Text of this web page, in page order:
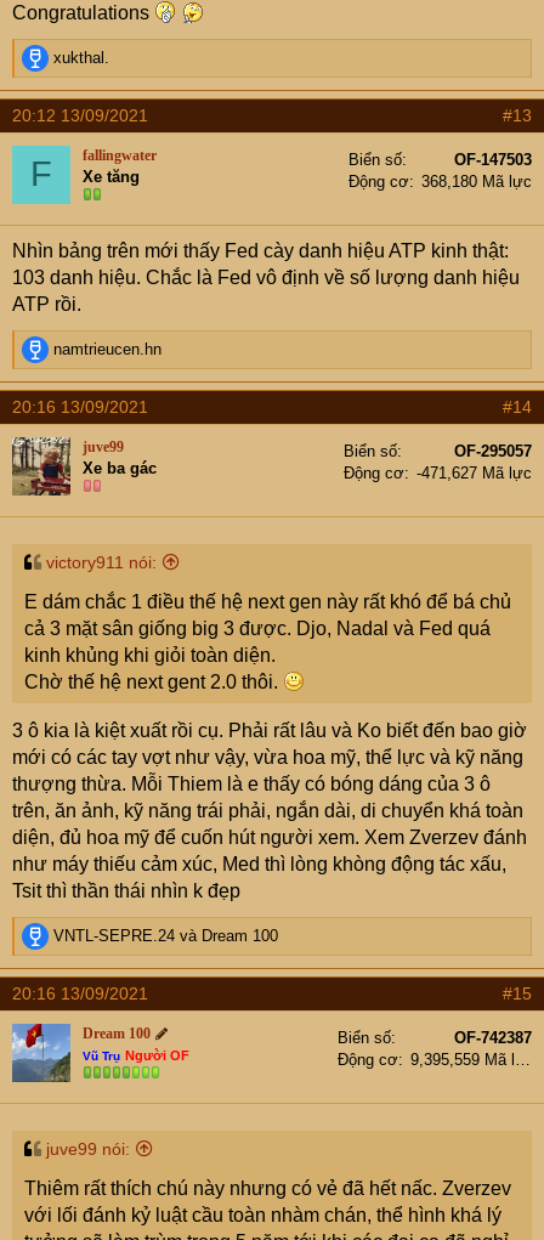
Congratulations
R
e
a
c
t
n
s
xukthal.
20:12 13/09/2021 #13
F fallingwater
Xe tăng
Biển số
OF-147503
Động cơ
368,180 Mã lực
Nhìn bảng trên mới thấy Fed cày danh hiệu ATP kinh thật:
103 danh hiệu. Chắc là Fed vô định về số lượng danh hiệu
ATP rồi.
R
e
a
c
t
i
o
n
s
namtrieucen.hn
20:16 13/09/2021 #14
juve99
Xe ba gác
Biển số
OF-295057
Động cơ
-471,627 Mã lực
victory911 nói:
E dám chắc 1 điều thế hệ next gen này rất khó để bá chủ
cả 3 mặt sân giống big 3 được. Djo, Nadal và Fed quá
kinh khủng khi giỏi toàn diện.
Chờ thế hệ next gent 2.0 thôi.
3 ô kia là kiệt xuất rồi cụ. Phải rất lâu và Ko biết đến bao giờ
mới có các tay vợt như vậy, vừa hoa mỹ, thể lực và kỹ năng
thượng thừa. Mỗi Thiem là e thấy có bóng dáng của 3 ô
trên, ăn ảnh, kỹ năng trái phải, ngắn dài, di chuyển khá toàn
diện, đủ hoa mỹ để cuốn hút người xem. Xem Zverzev đánh
như máy thiếu cảm xúc, Med thì lòng khòng động tác xấu,
Tsit thì thần thái nhìn k đẹp
R
e
a
c
t
i
o
n
s
VNTL-SEPRE.24 và Dream 100
20:16 13/09/2021 #15
Dream 100
Vũ Trụ Người OF
Biển số
OF-742387
Động cơ
juve99 nói:
Thiêm rất thích chú này nhưng có vẻ đã hết nấc. Zverzev
với lối đánh kỷ luật cầu toàn nhàm chán, thể hình khá lý